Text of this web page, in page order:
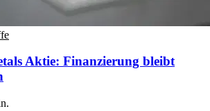
Aktie: Finanzierung bleibt